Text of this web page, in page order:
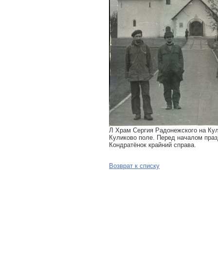
Л Храм Сергия Радонежского на
Куликово поле. Перед началом
Кондратёнок крайний справа.
Возврат к списку